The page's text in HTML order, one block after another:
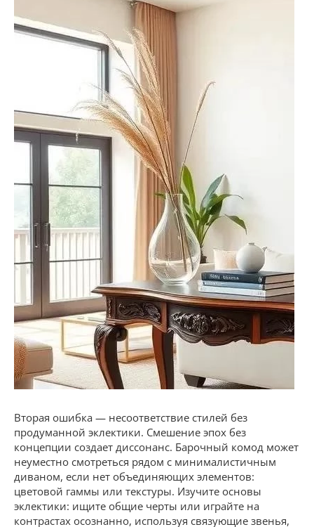
Вторая ошибка — несоответствие стилей без
продуманной эклектики. Смешение эпох без
концепции создает диссонанс. Барочный комод может
неуместно смотреться рядом с минималистичным
диваном, если нет объединяющих элементов:
цветовой гаммы или текстуры. Изучите основы
эклектики: ищите общие черты или играйте на
контрастах осознанно, используя связующие звенья,